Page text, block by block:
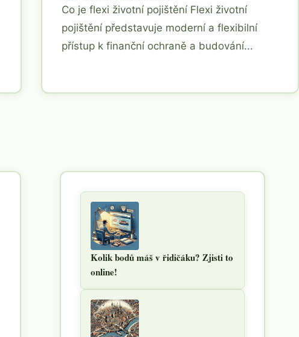
Co je flexi životní pojištění Flexi životní
pojištění představuje moderní a flexibilní
přístup k finanční ochraně a budování...
Kolik bodů máš v řidičáku? Zjisti to
online!